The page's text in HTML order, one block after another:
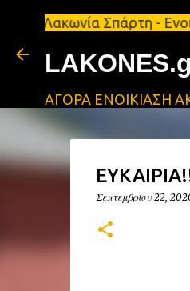
Σπάρτη -
ΑΓΟΡΑ ΕΝΟΙΚΙΑΣΗ
Σεπτεμβρίου 22,